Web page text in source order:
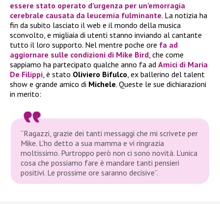
essere stato operato d’urgenza per un’emorragia
cerebrale causata da leucemia fulminante. La notizia ha
fin da subito lasciato il web e il mondo della musica
sconvolto, e migliaia di utenti stanno inviando al cantante
tutto il loro supporto. Nel mentre poche ore fa ad
aggiornare sulle condizioni di Mike Bird, che come
sappiamo ha partecipato qualche anno fa ad Amici di Maria
De Filippi, è stato Oliviero Bifulco, ex ballerino del talent
show e grande amico di Michele. Queste le sue dichiarazioni
in merito:
“Ragazzi, grazie dei tanti messaggi che mi scrivete per
Mike. L’ho detto a sua mamma e vi ringrazia
moltissimo. Purtroppo però non ci sono novità. L’unica
cosa che possiamo fare è mandare tanti pensieri
positivi. Le prossime ore saranno decisive”.